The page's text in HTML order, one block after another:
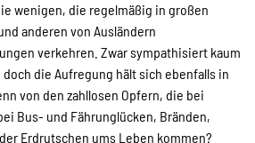
Kontakt
wenigen, die regelmäßig in großen
anderen von Ausländern
verkehren. Zwar sympathisiert kaum
die Aufregung hält sich ebenfalls in
von den zahllosen Opfern, die bei
Bus- und Fährunglücken, Bränden,
Erdrutschen ums Leben kommen?